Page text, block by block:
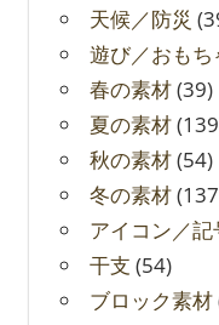
天候／防災
遊び／おもち
春の素材(39)
夏の素材
秋の素材(54)
冬の素材
アイコン／記
干支 (54)
ブロック素材